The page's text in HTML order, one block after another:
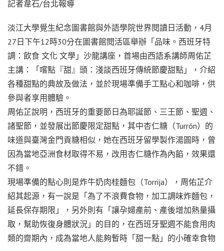
記者韋石/台北報導
淡江大學覺生紀念圖書館與外語學院世界閱讀日活動，4月
27日下午12時30分在圖書館閱活區舉辦「品味。西班牙特
調：飲食 文化 文學」沙龍講座，首場由西語系講師周佑芷
主講：「嚐點『甜』頭：淺談西班牙傳統節慶甜點」，介紹
各種甜點的典故及做法，並於現場準備手工點心和咖啡，供
參與者享用體驗。
周佑芷說明，西班牙的重要節日為耶誕節、三王節、聖週、
諸聖節，並發展出節慶限定甜點，其中杏仁糖（Turrón）的
味道與臺灣金門貢糖相似，她在西班牙留學製作湯圓時，曾
因為當地亞洲食材取得不易，改用杏仁糖作為內餡，效果還
不錯。
現場準備的點心則是炸牛奶肉桂麵包（Torrija），周佑芷介
紹其起源，有一說是「為了不浪費食物，加工調味炸麵包，
延長保存期限」，另外則有「讓孕婦產前、產後增加熱量攝
取，幫助恢復身體狀況」的目的，在西班牙聖週不能食用肉
類的齋期內，成為當地人能夠暫時「甜一點」的小確幸食物